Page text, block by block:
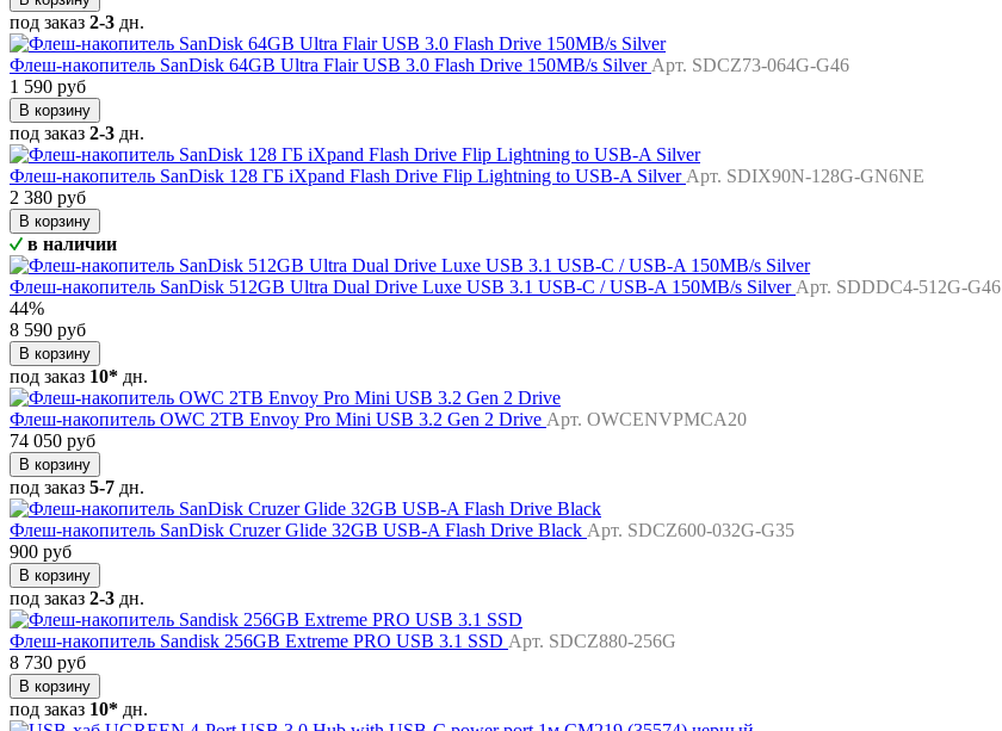
под заказ 2-3 дн.
Флеш-накопитель SanDisk 64GB Ultra Flair USB 3.0 Flash Drive 150MB/s SilverАрт. SDCZ73-064G-G46
1 590 руб
В корзину
под заказ 2-3 дн.
Флеш-накопитель SanDisk 128 ГБ iXpand Flash Drive Flip Lightning to USB-A SilverАрт. SDIX90N-128G-GN6NE
2 380 руб
В корзину
в наличии
Флеш-накопитель SanDisk 512GB Ultra Dual Drive Luxe USB 3.1 USB-C / USB-A 150MB/s SilverАрт. SDDDC4-512G-G46
44%
8 590 руб
В корзину
под заказ 10* дн.
Флеш-накопитель OWC 2TB Envoy Pro Mini USB 3.2 Gen 2 Drive Арт. OWCENVPMCA20
74 050 руб
В корзину
под заказ 5-7 дн.
Флеш-накопитель SanDisk Cruzer Glide 32GB USB-A Flash Drive Black Арт. SDCZ600-032G-G35
900 руб
В корзину
под заказ 2-3 дн.
Флеш-накопитель Sandisk 256GB Extreme PRO USB 3.1 SSD Арт. SDCZ880-256G
8 730 руб
В корзину
под заказ 10* дн.